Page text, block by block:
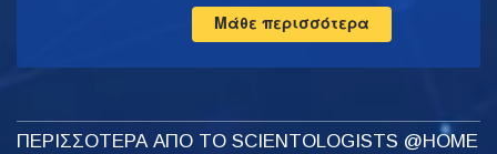
Μάθε περισσότερα
ΠΕΡΙΣΣΟΤΕΡΑ ΑΠΟ ΤΟ SCIENTOLOGISTS @HOME